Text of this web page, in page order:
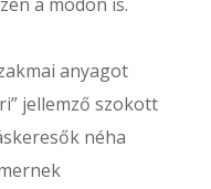
anyagot
jellemző szokott
néha